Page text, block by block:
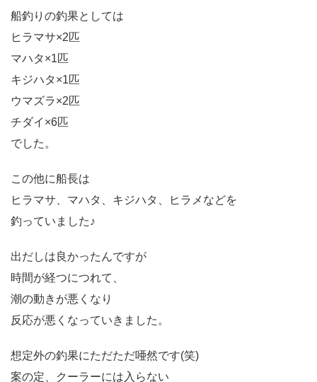
船釣りの釣果としては
ヒラマサ×2匹
マハタ×1匹
キジハタ×1匹
ウマズラ×2匹
チダイ×6匹
でした。
この他に船長は
ヒラマサ、マハタ、キジハタ、ヒラメなどを
釣っていました♪
出だしは良かったんですが
時間が経つにつれて、
潮の動きが悪くなり
反応が悪くなっていきました。
想定外の釣果にただただ唖然です(笑)
案の定、クーラーには入らない